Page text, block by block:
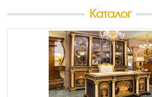
Каталог